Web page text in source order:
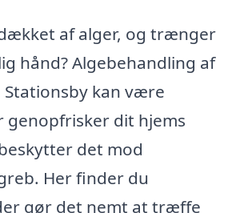
af alger, og trænger
hånd? Algebehandling af
Stationsby kan være
genopfrisker dit hjems
det mod
Her finder du
gør det nemt at træffe